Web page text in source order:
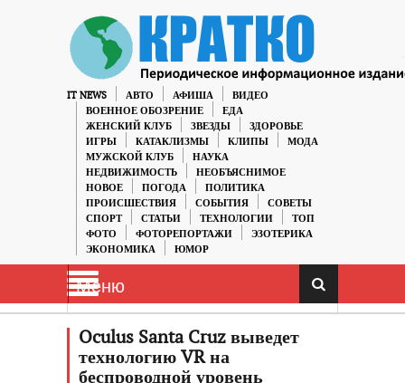
IT NEWS АВТО АФИША
ВИДЕО
ВОЕННОЕ ОБОЗРЕНИЕ
ЕДА
ЖЕНСКИЙ КЛУБ
ЗВЕЗДЫ
ЗДОРОВЬЕ
ИГРЫ
КАТАКЛИЗМЫ КЛИПЫ
МОДА
МУЖСКОЙ КЛУБ
НАУКА
НЕДВИЖИМОСТЬ
НЕОБЪЯСНИМОЕ
НОВОЕ
ПОГОДА
ПОЛИТИКА
ПРОИСШЕСТВИЯ
СОБЫТИЯ
СОВЕТЫ
СПОРТ
СТАТЬИ ТЕХНОЛОГИИ
ТОП
ФОТО
ФОТОРЕПОРТАЖИ
ЭЗОТЕРИКА
ЭКОНОМИКА
ЮМОР
Меню
Oculus Santa Cruz выведет
технологию VR на
беспроводной уровень